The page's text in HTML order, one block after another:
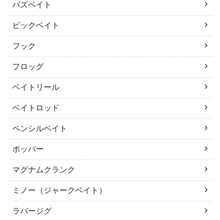
バズベイト
ビックベイト
フック
フロッグ
ベイトリール
ベイトロッド
ペンシルベイト
ポッパー
マグナムクランク
ミノー（ジャークベイト）
ラバージグ